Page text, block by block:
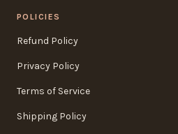
POLICIES
Refund Policy
Privacy Policy
Terms of Service
Shipping Policy